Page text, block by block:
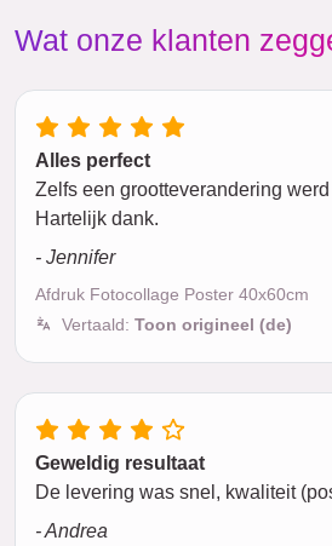
Wat onze klanten
Alles perfect
Zelfs een grootteverandering
Hartelijk dank.
- Jennifer
Afdruk Fotocollage Poster 40x60cm
Vertaald: Toon origineel (de)
Geweldig resultaat
De levering was snel, kwaliteit
- Andrea